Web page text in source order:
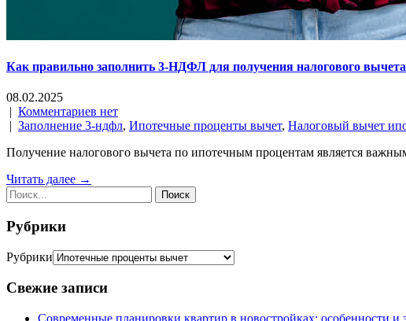
Как правильно заполнить 3-НДФЛ для получения налогового
08.02.2025
| Комментариев нет
| Заполнение 3-ндфл, Ипотечные проценты вычет, Налоговый вычет
Получение налогового вычета по ипотечным процентам является
Читать далее →
Рубрики
Рубрики
Свежие записи
Современные планировки квартир в новостройках: особенности и